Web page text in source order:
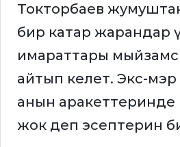
Токторбаев
бир катар жарандар
имараттары
айтып келет. Экс-мэр
анын аракеттеринде
жок деп эсептерин